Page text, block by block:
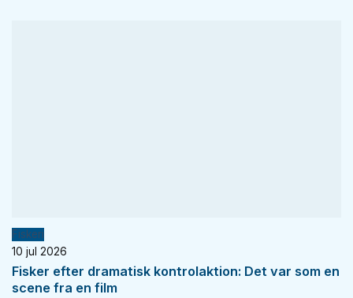
Fiskeri
10 jul 2026
Fisker efter dramatisk kontrolaktion: Det var som en
scene fra en film